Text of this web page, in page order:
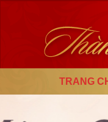
TRANG